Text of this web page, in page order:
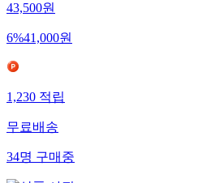
43,500원
6%41,000원
1,230 적립
무료배송
34명 구매중